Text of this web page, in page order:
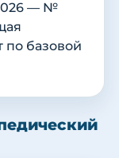
— №
по базовой